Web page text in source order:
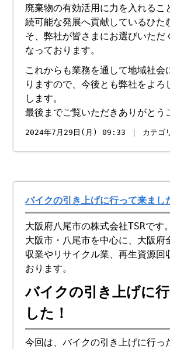
廃棄物の有効活用に力を入れるこ
続可能な発展へ貢献しているひた
そ、弊社が皆さまにお選びいただ
なっております。
これからも業務を通して地域社会
りますので、今後とも弊社をよろ
します。
最後までご覧いただきありがとう
2024年7月29日(月) 09:33 ｜ カテゴリ
バイクの引き上げに行って来まし
大阪府八尾市の株式会社TSRです。
大阪市・八尾市を中心に、大阪府
収業やリサイクル業、再生資源回
おります。
バイクの引き上げに
した！
今回は、バイクの引き上げに行っ